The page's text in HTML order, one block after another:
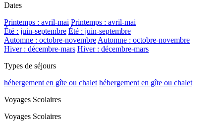
Dates
Printemps : avril-mai Printemps : avril-mai
Été : juin-septembre Été : juin-septembre
Automne : octobre-novembre Automne : octobre-novembre
Hiver : décembre-mars Hiver : décembre-mars
Types de séjours
hébergement en gîte ou chalet hébergement en gîte ou chalet
Voyages Scolaires
Voyages Scolaires